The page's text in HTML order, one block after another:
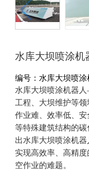
水库大坝喷涂机
编号：水库大坝喷涂
水库大坝喷涂机器
工程、大坝维护等
作业难、效率低、
等特殊建筑结构的
出水库大坝喷涂机
实现高效率、高精
空作业的难题。